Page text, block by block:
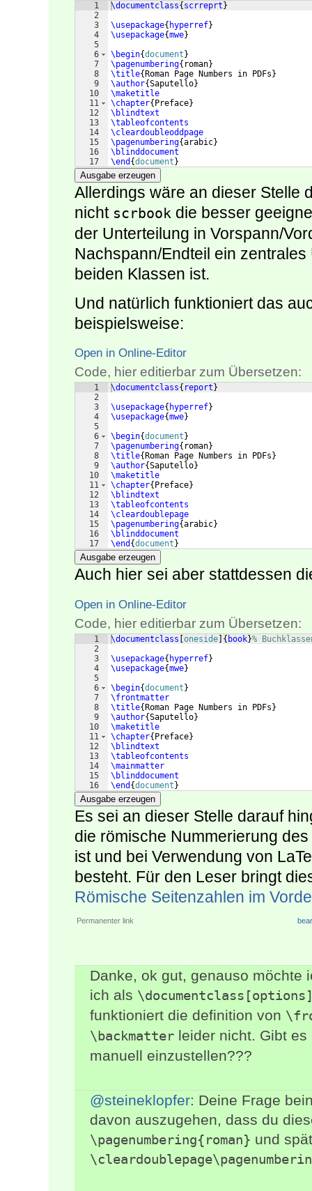
1
2
3
4
5
6
7
8
9
10
11
12
13
14
15
16
17
\documentclass{ scrreprt }
\usepackage{ hyperref}
\usepackage{mwe}
\begin{document }
\pagenumbering{ roman}
\title{ Roman Page Numbers in PDFs }
\author{Saputello}
\maketitle
\chapter{ Preface}
\blindtext
\tableofcontents
\cleardoubleoddpage
\pagenumbering{arabic}
\blinddocument
\end {document }
Ausgabe erzeugen
Allerdings wäre an dieser Stelle
nicht scrbook die besser
der Unterteilung in Vorspann/
Nachspann/Endteil ein
beiden Klassen ist.
Und natürlich funktioniert das
beispielsweise:
Open in Online-Editor
Code, hier editierbar zum Übersetzen:
1
2
3
4
5
6
7
8
9
10
11
12
13
14
15
16
17
\documentclass{ report }
\usepackage{ hyperref}
\usepackage{mwe}
\begin{document }
\pagenumbering{ roman}
\title{ Roman Page Numbers in PDFs }
\author{Saputello}
\maketitle
\chapter{ Preface}
\blindtext
\tableofcontents
\cleardoublepage
\pagenumbering{arabic}
\blinddocument
\end {document }
Ausgabe erzeugen
Auch hier sei aber stattdessen
Open in Online-Editor
Code, hier editierbar zum Übersetzen:
1
2
3
4
5
6
7
8
9
10
11
12
13
14
15
16
\documentclass oneside { book}%
\usepackage{ hyperref}
\usepackage{mwe}
\begin{document }
\frontmatter
\title{ Roman Page Numbers in PDFs }
\author{Saputello}
\maketitle
\chapter{ Preface}
\blindtext
\tableofcontents
\mainmatter
\blinddocument
\end {document }
Ausgabe erzeugen
Es sei an dieser Stelle darauf
die römische Nummerierung
ist und bei Verwendung von
besteht. Für den Leser bringt
Römische Seitenzahlen im
Permanenter link
Danke, ok gut, genauso möchte
ich als
funktioniert die definition von
\backmatter leider nicht. Gibt
manuell einzustellen???
@steineklopfer: Deine Frage
davon auszugehen, dass du
\pagenumbering{roman} und